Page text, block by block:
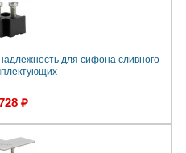
для сифона сливного
₽